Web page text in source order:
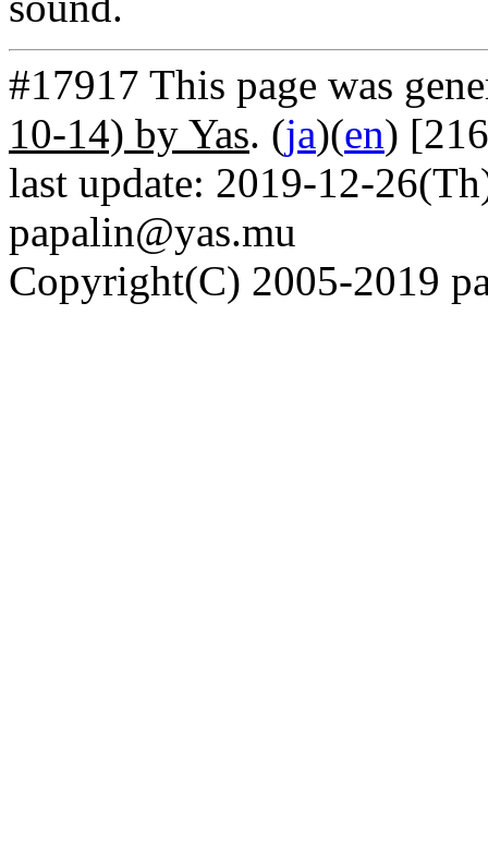
#17917 This page was
10-14) by Yas. (ja)(en)
last update: 2019-12-
papalin@yas.mu
Copyright(C) 2005-2019